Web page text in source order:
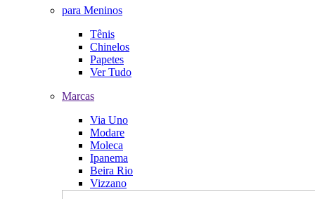
para Meninos
Tênis
Chinelos
Papetes
Ver Tudo
Marcas
Via Uno
Modare
Moleca
Ipanema
Beira Rio
Vizzano